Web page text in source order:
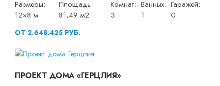
Размеры:
12×8 м
Площадь:
81,49 м2
Комнат:
3
Ванных:
1
Гаражей:
0
ОТ 2.648.425 РУБ.
ПРОЕКТ ДОМА «ГЕРЦЛИЯ»